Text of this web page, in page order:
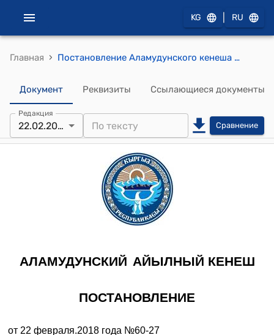
KG RU
Главная › Постановление Аламудунского кенеша от 22 февраля 2018 года №60-27 "О выделении денежных средств "
Документ Реквизиты Ссылающиеся документы
Редакция
22.02.2018 Сравнение